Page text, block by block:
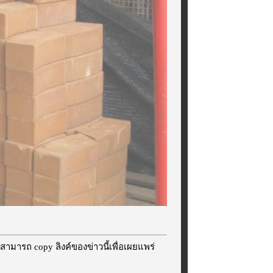
มารถ copy ลิงค์ของข่าวนี้เพื่อเผยแพร่